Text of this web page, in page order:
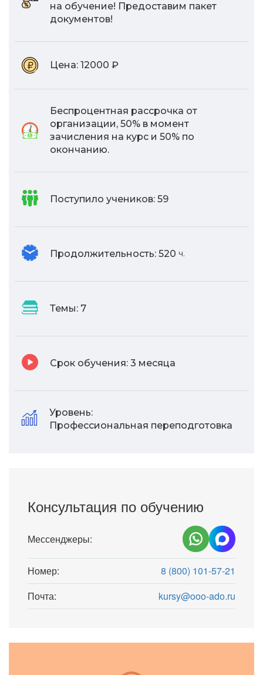
на обучение! Предоставим пакет
документов!
Цена: 12000 ₽
Беспроцентная рассрочка от
организации, 50% в момент
зачисления на курс и 50% по
окончанию.
Поступило учеников: 59
Продолжительность: 520 ч.
Темы: 7
Срок обучения: 3 месяца
Уровень:
Профессиональная переподготовка
Консультация по обучению
Мессенджеры:
Номер:
8 (800) 101-57-21
Почта:
kursy@ooo-ado.ru